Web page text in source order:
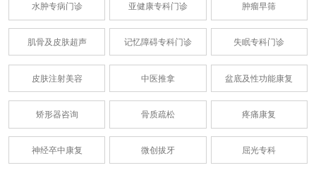
水肿专病门诊 亚健康专科门诊 肿瘤早筛
肌骨及皮肤超声 记忆障碍专科门诊 失眠专科门诊
皮肤注射美容 中医推拿 盆底及性功能康复
矫形器咨询 骨质疏松 疼痛康复
神经卒中康复 微创拔牙 屈光专科